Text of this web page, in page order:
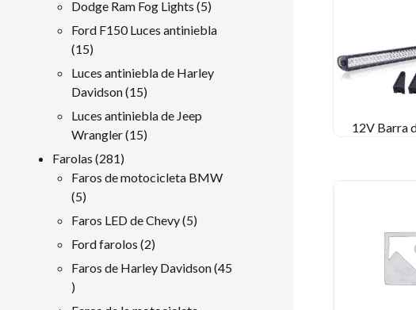
12V Barra
productos
Dodge Ram Fog Lights 55
productos
Ford F150 Luces antiniebla
1515
productos
Luces antiniebla de Harley
Davidson 1515
productos
Luces antiniebla de Jeep
Wrangler 1515
Farolas 281281
productos
Faros de motocicleta BMW
55
productos
Faros LED de Chevy 55
Ford farolos 22
productos
Faros de Harley Davidson 45
45
productos